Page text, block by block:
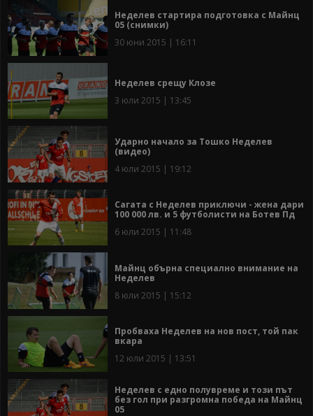
Неделев стартира подготовка с Майнц
05 (снимки)
30 юни 2015 | 16:11
Неделев срещу Клозе
3 юли 2015 | 13:45
Ударно начало за Тошко Неделев
(видео)
4 юли 2015 | 19:12
Сагата с Неделев приключи - жена дари
100 000 лв. и 5 футболисти на Ботев Пд
6 юли 2015 | 11:48
Майнц обърна специално внимание на
Неделев
8 юли 2015 | 15:12
Пробваха Неделев на нов пост, той пак
вкара
12 юли 2015 | 13:51
Неделев с едно полувреме и този път
без гол при разгромна победа на Майнц
05